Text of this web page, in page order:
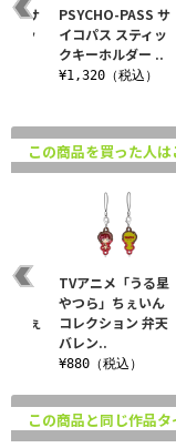
サ
ィッ
PSYCHO-PASS サ
イコパス スティッ
クキーホルダー ..
¥1,320（税込）
この商品を買った人
ちぇ
TVアニメ「うる星
やつら」ちぇいん
コレクション 弁天
バレン..
¥880（税込）
この商品と同じ作品